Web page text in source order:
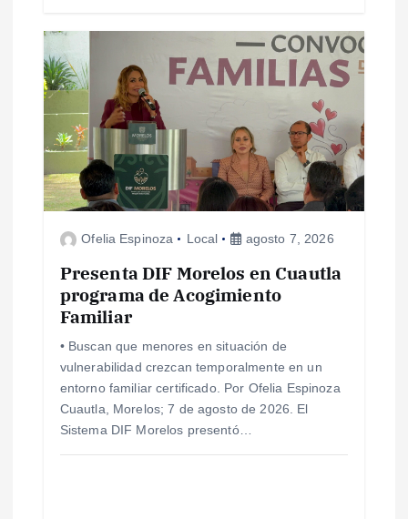
s
Ofelia Espinoza Local agosto 7, 2026
Presenta DIF Morelos en Cuautla
programa de Acogimiento
Familiar
• Buscan que menores en situación de
vulnerabilidad crezcan temporalmente en un
entorno familiar certificado. Por Ofelia Espinoza
Cuautla, Morelos; 7 de agosto de 2026. El
Sistema DIF Morelos presentó…